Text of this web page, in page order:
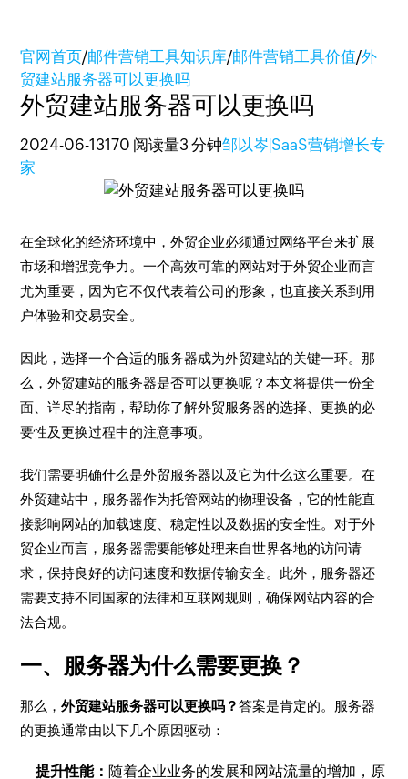
官网首页/邮件营销工具知识库/邮件营销工具价值/外
贸建站服务器可以更换吗
外贸建站服务器可以更换吗
2024-06-13170 阅读量3 分钟邹以岑|SaaS营销增长专
家
在全球化的经济环境中，外贸企业必须通过网络平台来扩展
市场和增强竞争力。一个高效可靠的网站对于外贸企业而言
尤为重要，因为它不仅代表着公司的形象，也直接关系到用
户体验和交易安全。
因此，选择一个合适的服务器成为外贸建站的关键一环。那
么，外贸建站的服务器是否可以更换呢？本文将提供一份全
面、详尽的指南，帮助你了解外贸服务器的选择、更换的必
要性及更换过程中的注意事项。
我们需要明确什么是外贸服务器以及它为什么这么重要。在
外贸建站中，服务器作为托管网站的物理设备，它的性能直
接影响网站的加载速度、稳定性以及数据的安全性。对于外
贸企业而言，服务器需要能够处理来自世界各地的访问请
求，保持良好的访问速度和数据传输安全。此外，服务器还
需要支持不同国家的法律和互联网规则，确保网站内容的合
法合规。
一、服务器为什么需要更换？
那么，外贸建站服务器可以更换吗？答案是肯定的。服务器
的更换通常由以下几个原因驱动：
提升性能：随着企业业务的发展和网站流量的增加，原